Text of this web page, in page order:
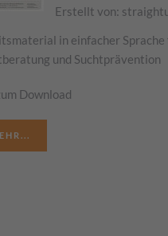
Erstellt von:
in einfacher
und Suchtprävention
Download